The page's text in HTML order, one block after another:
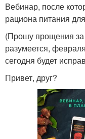
Вебинар, после
рациона питания
(Прошу прощения за
разумеется,
сегодня будет
Привет, друг?